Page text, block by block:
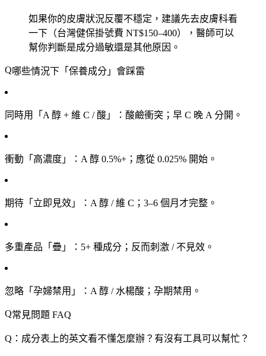
如果你的皮膚狀況反覆不穩定，建議先去皮膚科看
一下（台灣健保掛號費 NT$150–400），醫師可以
幫你判斷是成分過敏還是其他原因。
哪些情況下「保養成分」會踩雷
同時用「A 醇 + 維 C / 酸」 ：酸鹼衝突；早 C 晚 A 分開。
衝動「高濃度」 ：A 醇 0.5%+；應從 0.025% 開始。
期待「立即見效」 ：A 醇 / 維 C；3–6 個月才完整。
多重產品「疊」 ：5+ 種成分；反而刺激 / 不見效。
忽略「孕婦禁用」 ：A 醇 / 水楊酸；孕期禁用。
常見問題 FAQ
Q：成分表上的英文看不懂怎麼辦？有沒有工具可以幫忙？